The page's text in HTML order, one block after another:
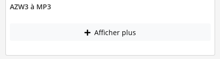
AZW3 à MP3
Afficher plus